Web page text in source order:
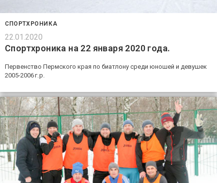
СПОРТХРОНИКА
22.01.2020
Спортхроника на 22 января 2020 года.
Первенство Пермского края по биатлону среди юношей и девушек
2005-2006 г. р.